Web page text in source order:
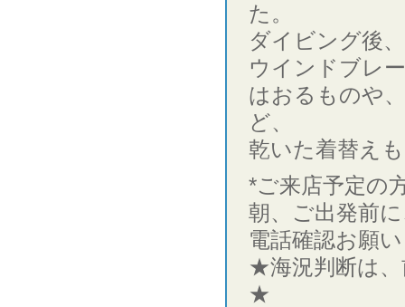
た。
ダイビング後
ウインドブレ
はおるものや
ど、
乾いた着替え
*ご来店予定の
朝、ご出発前
電話確認お願
★海況判断は
★